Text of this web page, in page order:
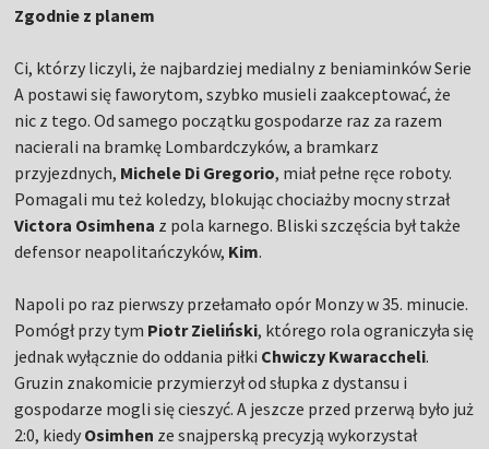
Zgodnie z planem
Ci, którzy liczyli, że najbardziej medialny z beniaminków Serie
A postawi się faworytom, szybko musieli zaakceptować, że
nic z tego. Od samego początku gospodarze raz za razem
nacierali na bramkę Lombardczyków, a bramkarz
przyjezdnych, Michele Di Gregorio, miał pełne ręce roboty.
Pomagali mu też koledzy, blokując chociażby mocny strzał
Victora Osimhena z pola karnego. Bliski szczęścia był także
defensor neapolitańczyków, Kim.
Napoli po raz pierwszy przełamało opór Monzy w 35. minucie.
Pomógł przy tym Piotr Zieliński, którego rola ograniczyła się
jednak wyłącznie do oddania piłki Chwiczy Kwaraccheli.
Gruzin znakomicie przymierzył od słupka z dystansu i
gospodarze mogli się cieszyć. A jeszcze przed przerwą było już
2:0, kiedy Osimhen ze snajperską precyzją wykorzystał